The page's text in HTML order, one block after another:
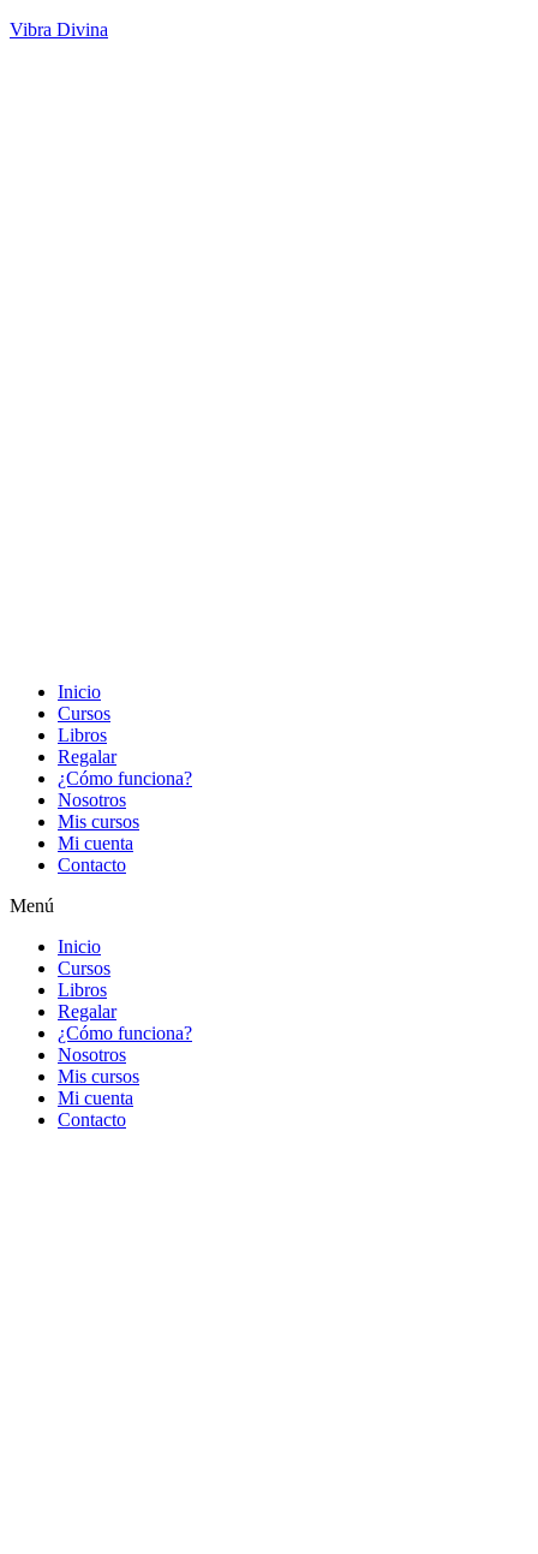
Vibra Divina
Inicio
Cursos
Libros
Regalar
¿Cómo funciona?
Nosotros
Mis cursos
Mi cuenta
Contacto
Menú
Inicio
Cursos
Libros
Regalar
¿Cómo funciona?
Nosotros
Mis cursos
Mi cuenta
Contacto